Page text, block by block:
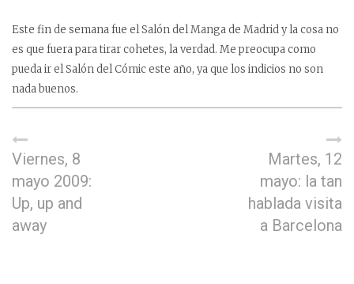
Este fin de semana fue el Salón del Manga de Madrid y la cosa no
es que fuera para tirar cohetes, la verdad. Me preocupa como
pueda ir el Salón del Cómic este año, ya que los indicios no son
nada buenos.
Viernes, 8
mayo 2009:
Up, up and
away
Martes, 12
mayo: la tan
hablada visita
a Barcelona